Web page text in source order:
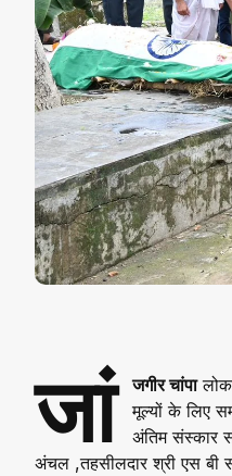
जां जगीर चांपा
मूल्यों के लिए
अंतिम संस्कार
अंचल ,तहसीलदार श्री एस बी